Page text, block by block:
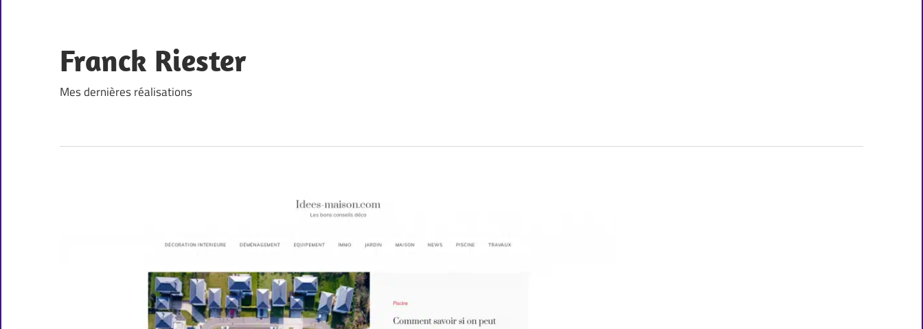
content
Franck Riester
Mes dernières réalisations